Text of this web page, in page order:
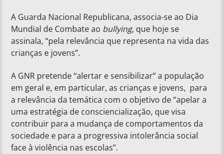
A Guarda Nacional Republicana, associa-se ao Dia
Mundial de Combate ao bullying, que hoje se
assinala, “pela relevância que representa na vida das
crianças e jovens”.
A GNR pretende “alertar e sensibilizar” a população
em geral e, em particular, as crianças e jovens, para
a relevância da temática com o objetivo de “apelar a
uma estratégia de consciencialização, que visa
contribuir para a mudança de comportamentos da
sociedade e para a progressiva intolerância social
face à violência nas escolas”.